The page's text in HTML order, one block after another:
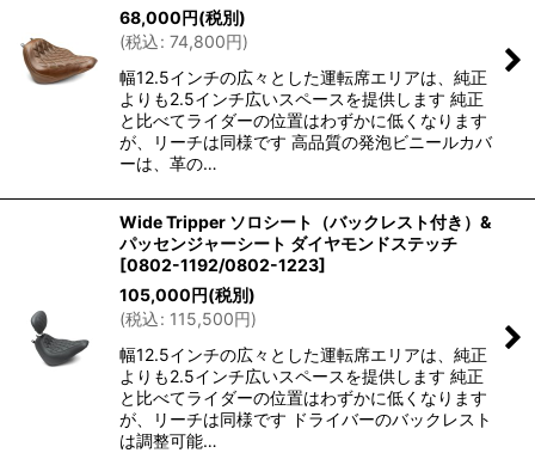
68,000円(税別)
(税込: 74,800円)
幅12.5インチの広々とした運転席エリアは、純正
よりも2.5インチ広いスペースを提供します 純正
と比べてライダーの位置はわずかに低くなります
が、リーチは同様です 高品質の発泡ビニールカバ
ーは、革の…
Wide Tripper ソロシート（バックレスト付き）&
パッセンジャーシート ダイヤモンドステッチ
[0802-1192/0802-1223]
105,000円(税別)
(税込: 115,500円)
幅12.5インチの広々とした運転席エリアは、純正
よりも2.5インチ広いスペースを提供します 純正
と比べてライダーの位置はわずかに低くなります
が、リーチは同様です ドライバーのバックレスト
は調整可能…